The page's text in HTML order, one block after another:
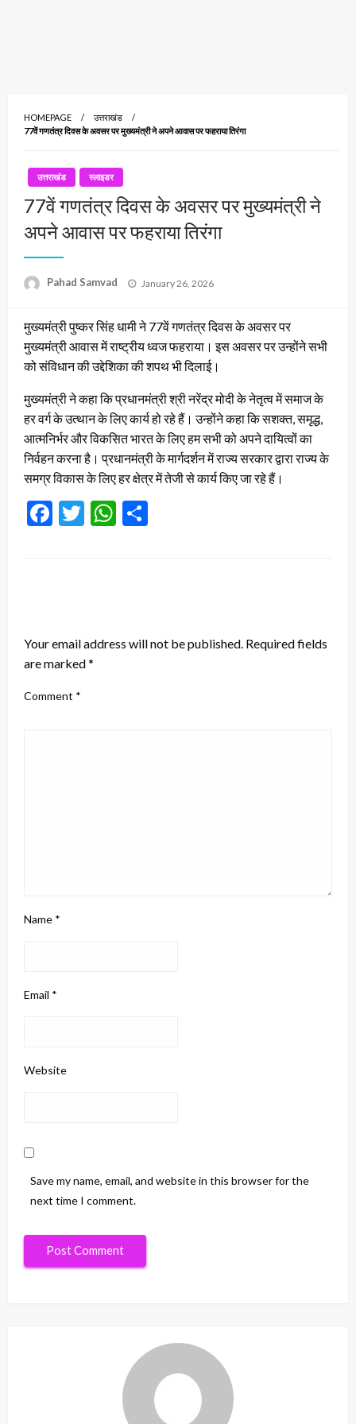
HOMEPAGE
उत्तराखंड
77वें गणतंत्र दिवस के अवसर पर मुख्यमंत्री ने अपने आवास पर फहराया तिरंगा
उत्तराखंड स्लाइडर
77वें गणतंत्र दिवस के अवसर पर मुख्यमंत्री ने
अपने आवास पर फहराया तिरंगा
Pahad Samvad
Posted
January 26, 2026
मुख्यमंत्री पुष्कर सिंह धामी ने 77वें गणतंत्र दिवस के अवसर पर
मुख्यमंत्री आवास में राष्ट्रीय ध्वज फहराया। इस अवसर पर उन्होंने सभी
को संविधान की उद्देशिका की शपथ भी दिलाई।
मुख्यमंत्री ने कहा कि प्रधानमंत्री श्री नरेंद्र मोदी के नेतृत्व में समाज के
हर वर्ग के उत्थान के लिए कार्य हो रहे हैं। उन्होंने कहा कि सशक्त, समृद्ध,
आत्मनिर्भर और विकसित भारत के लिए हम सभी को अपने दायित्वों का
निर्वहन करना है। प्रधानमंत्री के मार्गदर्शन में राज्य सरकार द्वारा राज्य के
समग्र विकास के लिए हर क्षेत्र में तेजी से कार्य किए जा रहे हैं।
Facebook
TwitterWhatsApp
Your email address will not be published. Required fields
are marked*
Comment *
Name *
Email *
Website
Save my name, email, and website in this browser for the
next time I comment.